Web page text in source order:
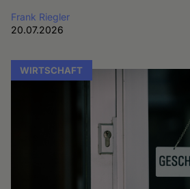
Frank Riegler
20.07.2026
WIRTSCHAFT